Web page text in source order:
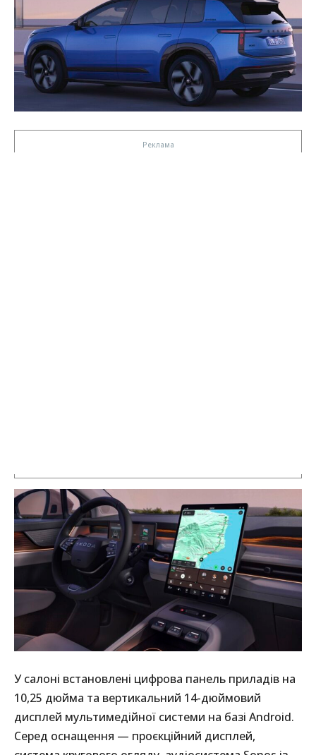
У салоні встановлені цифрова панель приладів на
10,25 дюйма та вертикальний 14-дюймовий
дисплей мультимедійної системи на базі Android.
Серед оснащення — проєкційний дисплей,